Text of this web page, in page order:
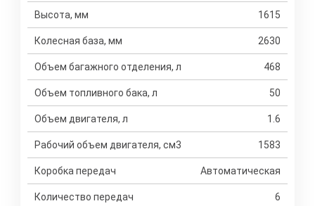
Высота, мм 1615
Колесная база, мм 2630
Объем багажного отделения, л 468
Объем топливного бака, л 50
Объем двигателя, л 1.6
Рабочий объем двигателя, см3 1583
Коробка передач Автоматическая
Количество передач 6